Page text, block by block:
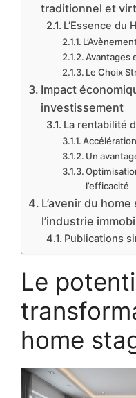
traditionnel et
L’Essence du
Avantages
Le Choix
Impact
investissement
La rentabilité
Un
l’efficacité
L’avenir du
l’industrie
Publications
Le
home